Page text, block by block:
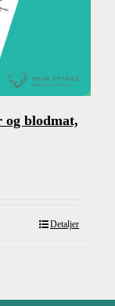
og blodmat,
Detaljer